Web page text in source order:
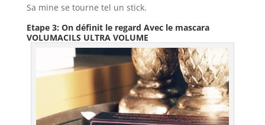
Sa mine se tourne tel un stick.
Etape 3: On définit le regard Avec le mascara
VOLUMACILS ULTRA VOLUME